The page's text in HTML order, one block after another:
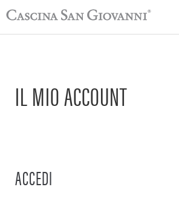
IL MIO ACCOUNT
ACCEDI